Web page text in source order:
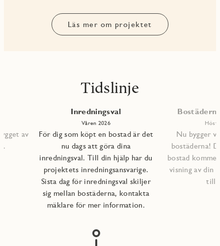
Läs mer om projektet
Tidslinje
av
Inredningsval
Våren 2026
För dig som köpt en bostad är det
nu dags att göra dina
inredningsval. Till din hjälp har du
projektets inredningsansvarige.
Sista dag för inredningsval skiljer
sig mellan bostäderna, kontakta
mäklare för mer information.
Nu bygger
bostäderna!
bostad
visning av din